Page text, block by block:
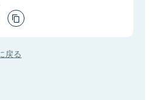
戻る